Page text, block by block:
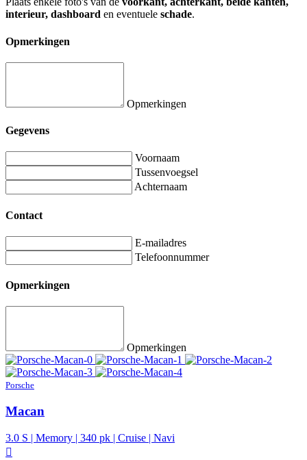
interieur, dashboard en eventuele schade.
Opmerkingen
Opmerkingen
Gegevens
Voornaam
Tussenvoegsel
Achternaam
Contact
E-mailadres
Telefoonnummer
Opmerkingen
Opmerkingen
Porsche
Macan
3.0 S | Memory | 340 pk | Cruise | Navi